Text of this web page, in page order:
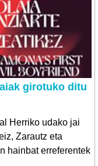
girotuko ditu
Herriko udako jai
Zarautz eta
hainbat erreferentek